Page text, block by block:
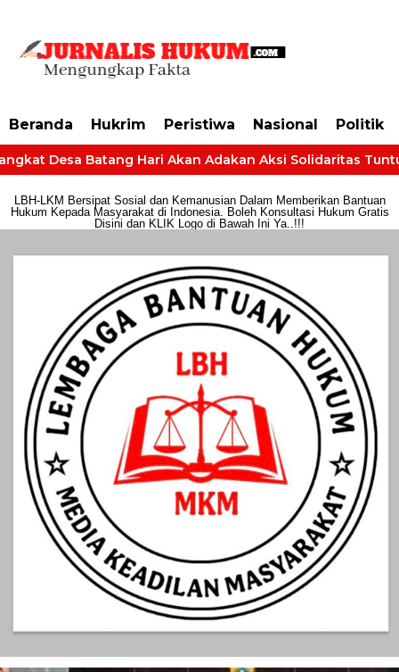
Beranda Hukrim Peristiwa Nasional Politik
Desa Batang Hari Akan Adakan Aksi Solidaritas Tuntut
LBH-LKM Bersipat Sosial dan Kemanusian Dalam Memberikan Bantuan
Hukum Kepada Masyarakat di Indonesia. Boleh Konsultasi Hukum Gratis
Disini dan KLIK Logo di Bawah Ini Ya..!!!